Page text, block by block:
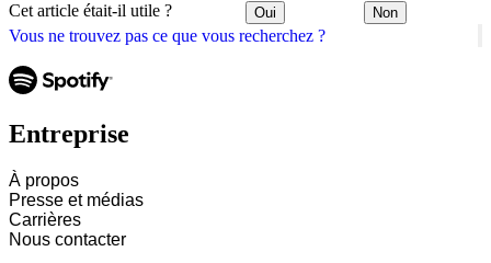
Vous ne trouvez pas ce que vous recherchez ?
Cet article était-il utile ? Oui Non
Entreprise
À propos
Presse et médias
Carrières
Nous contacter